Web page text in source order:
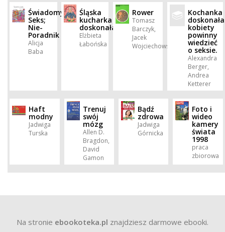
Świadomy
Seks;
Nie-
Poradnik
Alicja
Baba
Śląska
kucharka
doskonała
Elżbieta
Łabońska
Rower
Tomasz
Barczyk,
Jacek
Wojciechowski
Kochanka
kobiety
powinny
wiedzieć
o seksie.
Alexandra
Berger,
Andrea
Ketterer
Haft
modny
Jadwiga
Turska
Trenuj
swój
mózg
Allen D.
Bragdon,
David
Gamon
Bądź
zdrowa
Jadwiga
Górnicka
Foto i
wideo
kamery
świata
1998
praca
zbiorowa
Na stronie ebookoteka.pl znajdziesz darmowe ebooki.